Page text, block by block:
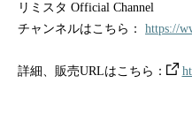
リミスタ Official Channel
チャンネルはこちら： https://
詳細、販売URLはこちら：